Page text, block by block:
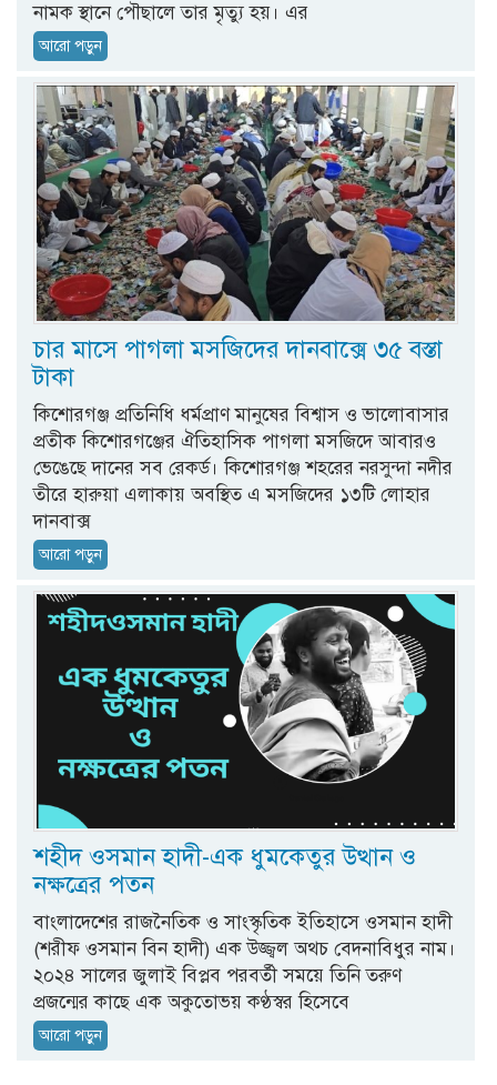
নামক স্থানে পৌছালে তার মৃত্যু হয়। এর
আরো পড়ুন
চার মাসে পাগলা মসজিদের দানবাক্সে ৩৫ বস্তা
টাকা
কিশোরগঞ্জ প্রতিনিধি ধর্মপ্রাণ মানুষের বিশ্বাস ও ভালোবাসার
প্রতীক কিশোরগঞ্জের ঐতিহাসিক পাগলা মসজিদে আবারও
ভেঙেছে দানের সব রেকর্ড। কিশোরগঞ্জ শহরের নরসুন্দা নদীর
তীরে হারুয়া এলাকায় অবস্থিত এ মসজিদের ১৩টি লোহার
দানবাক্স
আরো পড়ুন
শহীদ ওসমান হাদী-এক ধুমকেতুর উত্থান ও
নক্ষত্রের পতন
বাংলাদেশের রাজনৈতিক ও সাংস্কৃতিক ইতিহাসে ওসমান হাদী
(শরীফ ওসমান বিন হাদী) এক উজ্জ্বল অথচ বেদনাবিধুর নাম।
২০২৪ সালের জুলাই বিপ্লব পরবর্তী সময়ে তিনি তরুণ
প্রজন্মের কাছে এক অকুতোভয় কণ্ঠস্বর হিসেবে
আরো পড়ুন